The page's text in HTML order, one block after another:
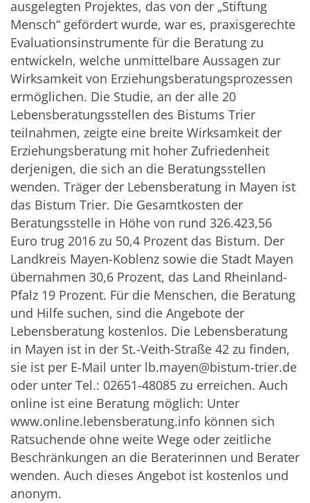
ausgelegten Projektes, das von der „Stiftung
Mensch“ gefördert wurde, war es, praxisgerechte
Evaluationsinstrumente für die Beratung zu
entwickeln, welche unmittelbare Aussagen zur
Wirksamkeit von Erziehungsberatungsprozessen
ermöglichen. Die Studie, an der alle 20
Lebensberatungsstellen des Bistums Trier
teilnahmen, zeigte eine breite Wirksamkeit der
Erziehungsberatung mit hoher Zufriedenheit
derjenigen, die sich an die Beratungsstellen
wenden. Träger der Lebensberatung in Mayen ist
das Bistum Trier. Die Gesamtkosten der
Beratungsstelle in Höhe von rund 326.423,56
Euro trug 2016 zu 50,4 Prozent das Bistum. Der
Landkreis Mayen-Koblenz sowie die Stadt Mayen
übernahmen 30,6 Prozent, das Land Rheinland-
Pfalz 19 Prozent. Für die Menschen, die Beratung
und Hilfe suchen, sind die Angebote der
Lebensberatung kostenlos. Die Lebensberatung
in Mayen ist in der St.-Veith-Straße 42 zu finden,
sie ist per E-Mail unter lb.mayen@bistum-trier.de
oder unter Tel.: 02651-48085 zu erreichen. Auch
online ist eine Beratung möglich: Unter
www.online.lebensberatung.info können sich
Ratsuchende ohne weite Wege oder zeitliche
Beschränkungen an die Beraterinnen und Berater
wenden. Auch dieses Angebot ist kostenlos und
anonym.